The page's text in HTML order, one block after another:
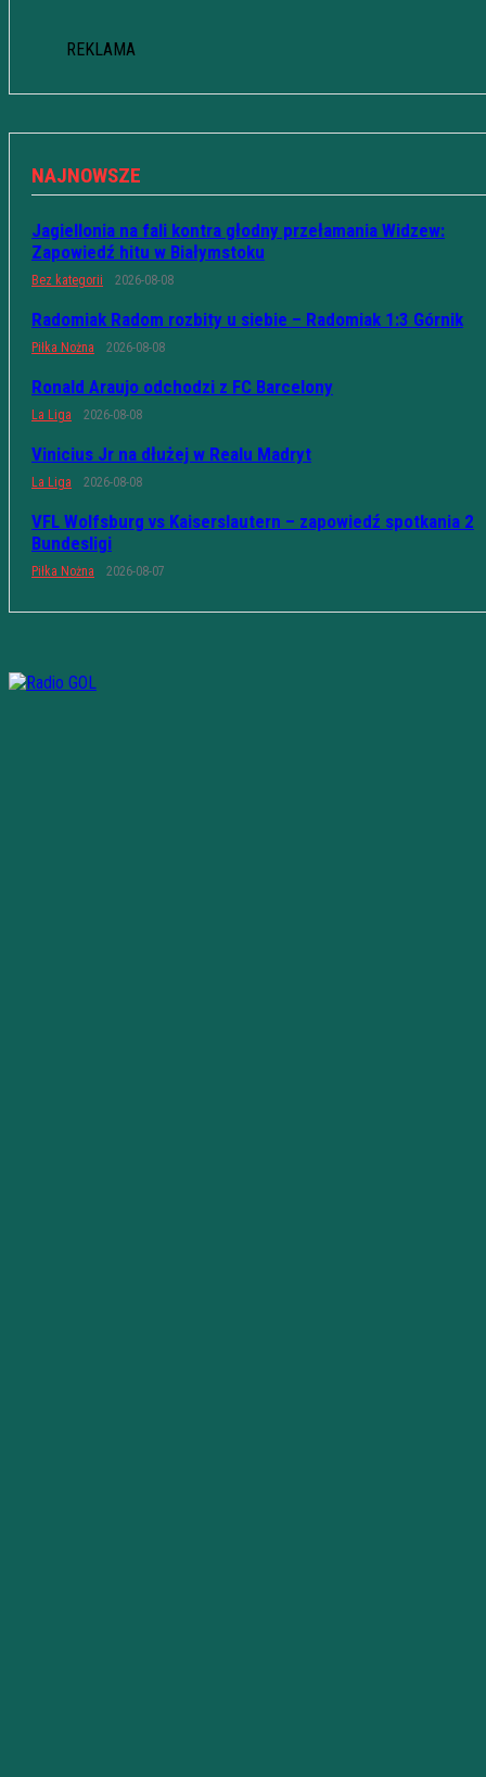
REKLAMA
NAJNOWSZE
Jagiellonia na fali kontra głodny przełamania Widzew:
Zapowiedź hitu w Białymstoku
Bez kategorii 2026-08-08
Radomiak Radom rozbity u siebie – Radomiak 1:3 Górnik
Piłka Nożna 2026-08-08
Ronald Araujo odchodzi z FC Barcelony
La Liga 2026-08-08
Vinicius Jr na dłużej w Realu Madryt
La Liga 2026-08-08
VFL Wolfsburg vs Kaiserslautern – zapowiedź spotkania 2
Bundesligi
Piłka Nożna 2026-08-07